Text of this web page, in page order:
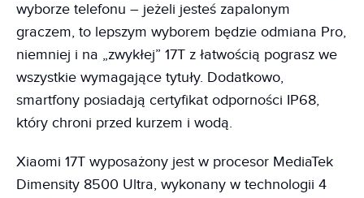
wyborze telefonu – jeżeli jesteś zapalonym
graczem, to lepszym wyborem będzie odmiana Pro,
niemniej i na „zwykłej” 17T z łatwością pograsz we
wszystkie wymagające tytuły. Dodatkowo,
smartfony posiadają certyfikat odporności IP68,
który chroni przed kurzem i wodą.
Xiaomi 17T wyposażony jest w procesor MediaTek
Dimensity 8500 Ultra, wykonany w technologii 4